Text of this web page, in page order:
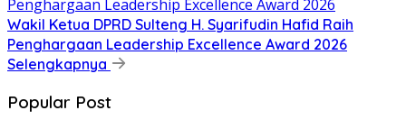
Wakil Ketua DPRD Sulteng H. Syarifudin Hafid Raih
Penghargaan Leadership Excellence Award 2026
Selengkapnya
Popular Post